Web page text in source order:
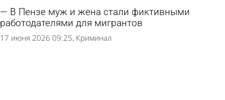
В Пензе муж и жена стали фиктивными
работодателями для мигрантов
17 июня 2026 09:25 Криминал